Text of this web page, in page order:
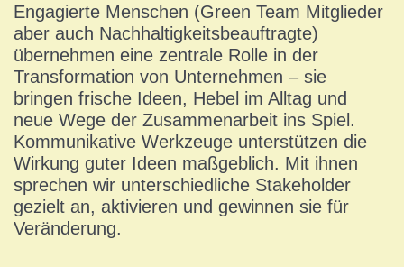
Engagierte Menschen (Green Team Mitglieder
aber auch Nachhaltigkeitsbeauftragte)
übernehmen eine zentrale Rolle in der
Transformation von Unternehmen – sie
bringen frische Ideen, Hebel im Alltag und
neue Wege der Zusammenarbeit ins Spiel.
Kommunikative Werkzeuge unterstützen die
Wirkung guter Ideen maßgeblich. Mit ihnen
sprechen wir unterschiedliche Stakeholder
gezielt an, aktivieren und gewinnen sie für
Veränderung.